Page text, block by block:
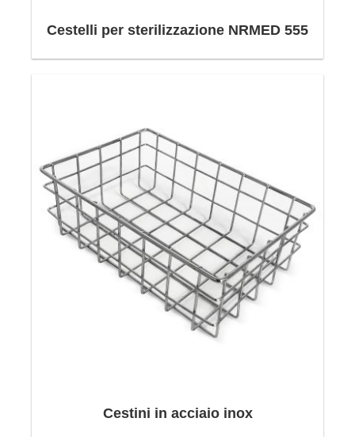
Cestelli per sterilizzazione NRMED 555
Cestini in acciaio inox